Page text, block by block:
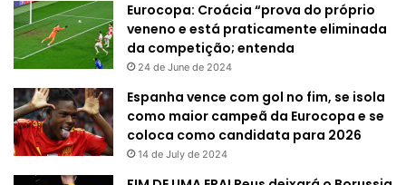
Eurocopa: Croácia “prova do próprio
veneno e está praticamente eliminada
da competição; entenda
24 de June de 2024
Espanha vence com gol no fim, se isola
como maior campeã da Eurocopa e se
coloca como candidata para 2026
14 de July de 2024